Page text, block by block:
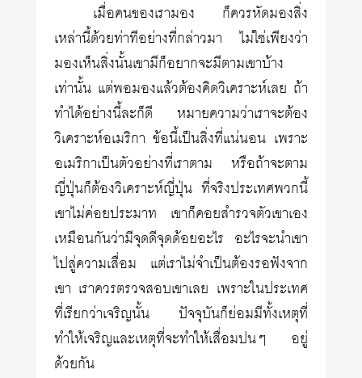
เมื่อคนของเรามอง ก็ควรหัดมองสิ่ง
เหล่านี้ด้วยท่าทีอย่างที่กล่าวมา ไม่ใช่เพียงว่า
มองเห็นสิ่งนั้นเขามีก็อยากจะมีตามเขาบ้าง
เท่านั้น แต่พอมองแล้วต้องคิดวิเคราะห์เลย ถ้า
ทำได้อย่างนี้ละก็ดี หมายความว่าเราจะต้อง
วิเคราะห์อเมริกา ข้อนี้เป็นสิ่งที่แน่นอน เพราะ
อเมริกาเป็นตัวอย่างที่เราตาม หรือถ้าจะตาม
ญี่ปุ่นก็ต้องวิเคราะห์ญี่ปุ่น ที่จริงประเทศพวกนี้
เขาไม่ค่อยประมาท เขาก็คอยสำรวจตัวเขาเอง
เหมือนกันว่ามีจุดดีจุดด้อยอะไร อะไรจะนำเขา
ไปสู่ความเสื่อม แต่เราไม่จำเป็นต้องรอฟังจาก
เขา เราควรตรวจสอบเขาเลย เพราะในประเทศ
ที่เรียกว่าเจริญนั้น ปัจจุบันก็ย่อมมีทั้งเหตุที่
ทำให้เจริญและเหตุที่จะทำให้เสื่อมปนๆ อยู่
ด้วยกัน